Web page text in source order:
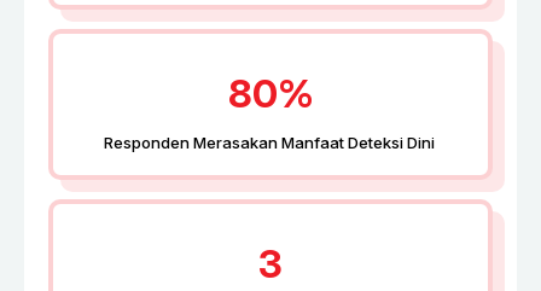
80%
Responden Merasakan Manfaat Deteksi Dini
3